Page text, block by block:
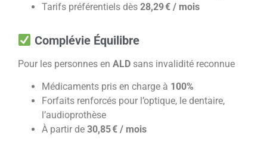
Tarifs préférentiels dès 28,29 € / mois
Complévie Équilibre
Pour les personnes en ALD sans invalidité reconnue
Médicaments pris en charge à 100%
Forfaits renforcés pour l’optique, le dentaire,
l’audioprothèse
À partir de 30,85 € / mois